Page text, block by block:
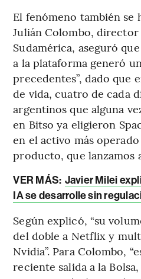
El fenómeno también se
Julián Colombo,
Sudamérica, aseguró
a la plataforma generó
precedentes”, dado que
de vida, cuatro de cada
argentinos que alguna
en Bitso ya eligieron
en el activo más
producto, que lanzamos
VER MÁS: Javier Milei
IA se desarrolle sin
Según explicó, “su
del doble a Netflix y
Nvidia”. Para Colombo,
reciente salida a la